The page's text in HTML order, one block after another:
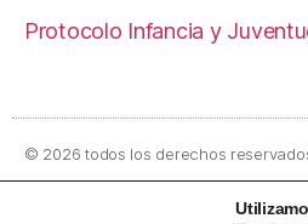
Protocolo Infancia y
© 2026 todos los derechos